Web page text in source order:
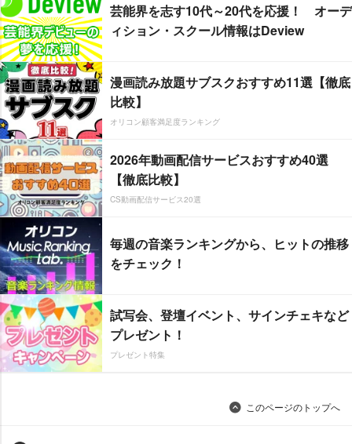
芸能界を志す10代～20代を応援！ オーデ
ィション・スクール情報はDeview
漫画読み放題サブスクおすすめ11選【徹底
比較】
オリコン顧客満足度ランキング
2026年動画配信サービスおすすめ40選
【徹底比較】
CS動画配信サービス20選
毎週の音楽ランキングから、ヒットの推移
をチェック！
試写会、登壇イベント、サインチェキなど
プレゼント！
プレゼント特集
このページのトップへ